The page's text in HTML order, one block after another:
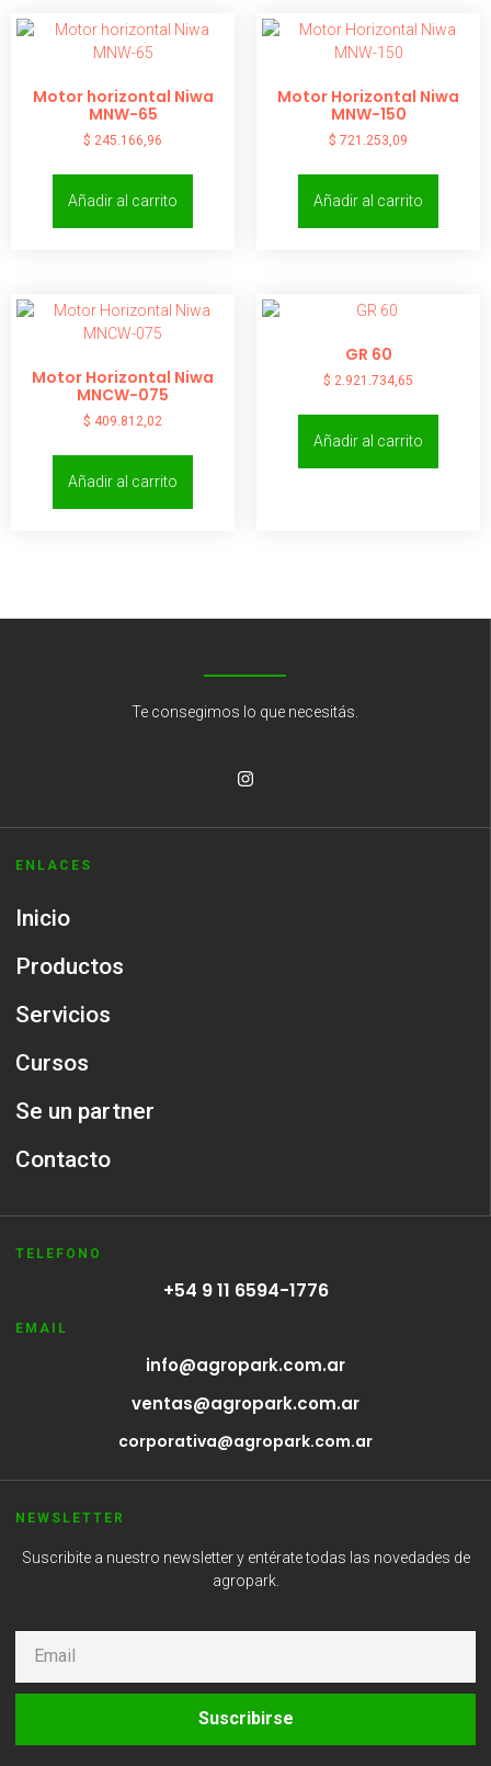
Motor horizontal Niwa
MNW-65
$ 245.166,96
Añadir al carrito
Motor Horizontal Niwa
MNW-150
$ 721.253,09
Añadir al carrito
Motor Horizontal Niwa
MNCW-075
$ 409.812,02
Añadir al carrito
GR 60
$ 2.921.734,65
Añadir al carrito
Te consegimos lo que necesitás.
ENLACES
Inicio
Productos
Servicios
Cursos
Se un partner
Contacto
TELEFONO
+54 9 11 6594-1776
EMAIL
info@agropark.com.ar
ventas@agropark.com.ar
corporativa@agropark.com.ar
NEWSLETTER
Suscribite a nuestro newsletter y entérate todas las novedades de
agropark.
Suscribirse